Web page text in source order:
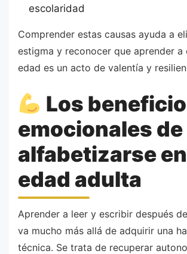
escolaridad
Comprender estas causas ayuda a
estigma y reconocer que aprender a
edad es un acto de valentía y
Los
emocionales de
alfabetizarse
edad adulta
Aprender a leer y escribir después
va mucho más allá de adquirir una
técnica. Se trata de recuperar